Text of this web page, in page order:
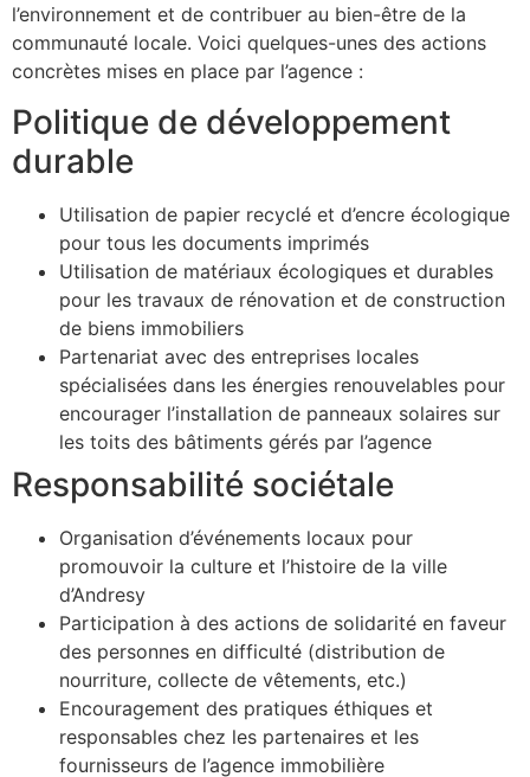
l’environnement et de contribuer au bien-être de la
communauté locale. Voici quelques-unes des actions
concrètes mises en place par l’agence :
Politique de développement
durable
Utilisation de papier recyclé et d’encre écologique
pour tous les documents imprimés
Utilisation de matériaux écologiques et durables
pour les travaux de rénovation et de construction
de biens immobiliers
Partenariat avec des entreprises locales
spécialisées dans les énergies renouvelables pour
encourager l’installation de panneaux solaires sur
les toits des bâtiments gérés par l’agence
Responsabilité sociétale
Organisation d’événements locaux pour
promouvoir la culture et l’histoire de la ville
d’Andresy
Participation à des actions de solidarité en faveur
des personnes en difficulté (distribution de
nourriture, collecte de vêtements, etc.)
Encouragement des pratiques éthiques et
responsables chez les partenaires et les
fournisseurs de l’agence immobilière